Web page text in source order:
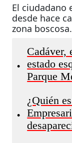
El ciudadano
desde hace
zona boscosa.
•
Cadáver,
estado
Parque
•
¿Quién